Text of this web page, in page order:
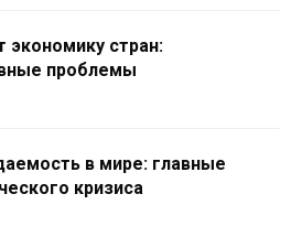
экономику стран:
проблемы
в мире: главные
кризиса